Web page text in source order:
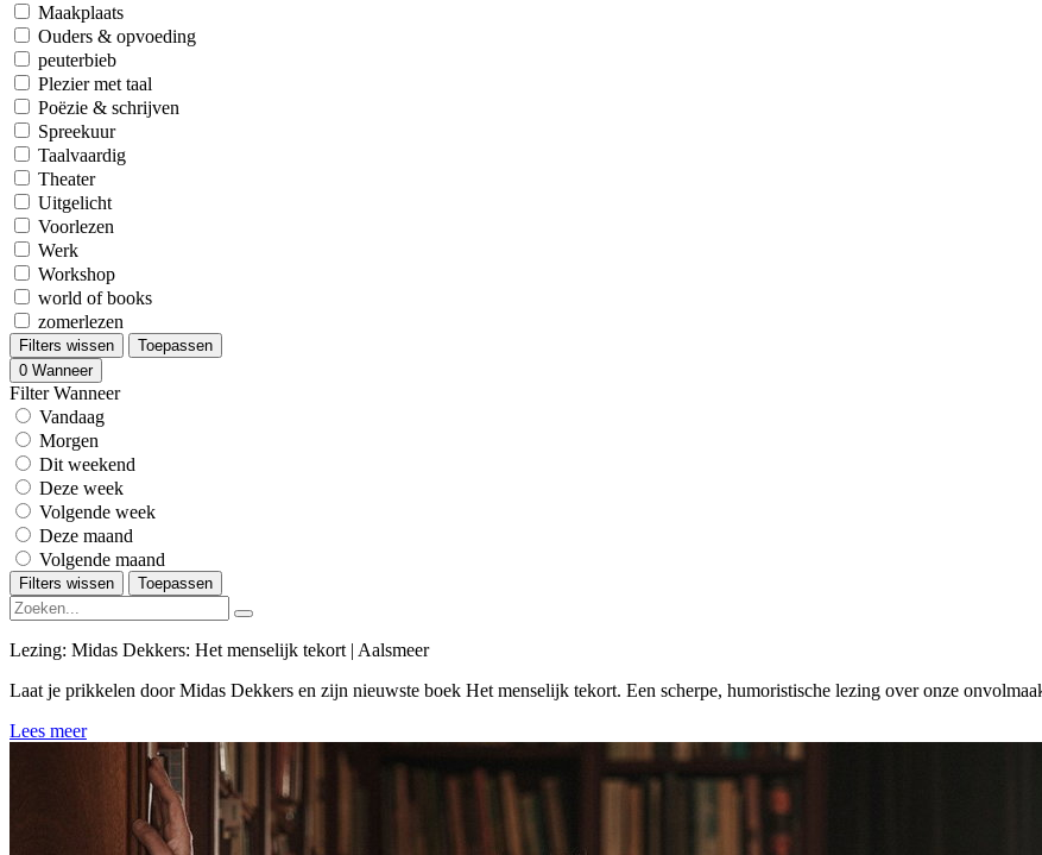
Maakplaats
Ouders & opvoeding
peuterbieb
Plezier met taal
Poëzie & schrijven
Spreekuur
Taalvaardig
Theater
Uitgelicht
Voorlezen
Werk
Workshop
world of books
zomerlezen
Filters wissen
Toepassen
0 Wanneer
Filter Wanneer
Vandaag
Morgen
Dit weekend
Deze week
Volgende week
Deze maand
Volgende maand
Filters wissen Toepassen
Lezing: Midas Dekkers: Het menselijk tekort | Aalsmeer
Laat je prikkelen door Midas Dekkers en zijn nieuwste boek Het menselijk tekort. Een scherpe, humoristische lezing over onze
Lees meer